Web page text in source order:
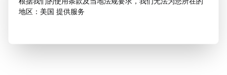
地区：美国 提供服务